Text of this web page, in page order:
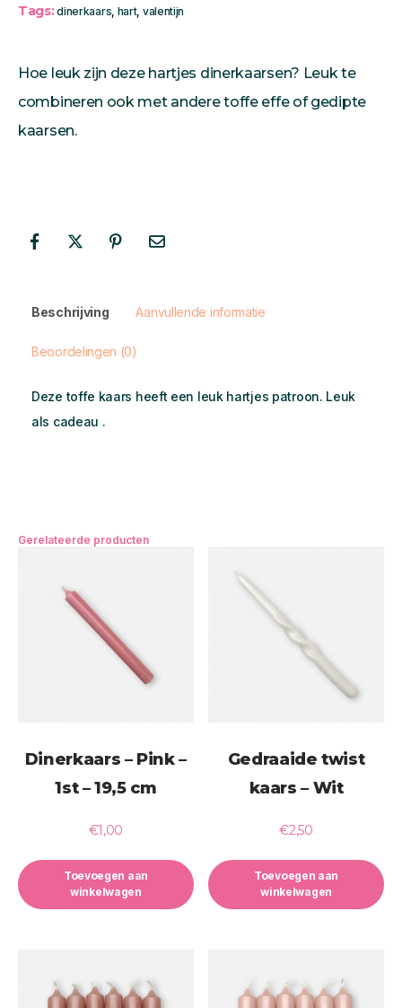
Tags:dinerkaars, hart, valentijn
Hoe leuk zijn deze hartjes dinerkaarsen? Leuk te
combineren ook met andere toffe effe of gedipte
kaarsen.
Beschrijving Aanvullende informatie
Beoordelingen (0)
Deze toffe kaars heeft een leuk hartjes patroon. Leuk
als cadeau .
Gerelateerde producten
Dinerkaars – Pink –
1st – 19,5 cm
€1,00
Toevoegen aan
winkelwagen
Gedraaide twist
kaars – Wit
€2,50
Toevoegen aan
winkelwagen